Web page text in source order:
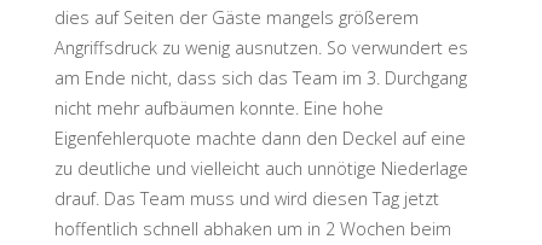
dies auf Seiten der Gäste mangels größerem
Angriffsdruck zu wenig ausnutzen. So verwundert es
am Ende nicht, dass sich das Team im 3. Durchgang
nicht mehr aufbäumen konnte. Eine hohe
Eigenfehlerquote machte dann den Deckel auf eine
zu deutliche und vielleicht auch unnötige Niederlage
drauf. Das Team muss und wird diesen Tag jetzt
hoffentlich schnell abhaken um in 2 Wochen beim